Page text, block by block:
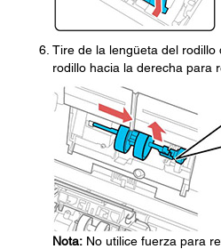
Tire de la lengüeta del rodillo
rodillo hacia la derecha para
Nota: No utilice fuerza para